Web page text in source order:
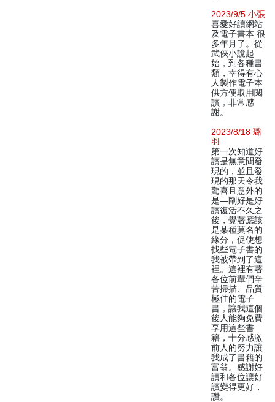
2023/9/5 小張
喜愛好讀網站
及電子書本 很
多年月了。從
武俠小說起
始，到各種書
類，幸得有心
人製作電子本
供方便取用閱
讀，非常感
謝。
2023/8/18 璐
羽
第一次知道好
讀是無意間發
現的，並且發
現的那天令我
驚喜且意外的
是—剛好是好
讀復活不久之
後，覺著應該
是某種莫名的
緣分，促使想
找些電子書的
我被帶到了這
裡。這裡有著
各位前輩們辛
苦掃描、品質
極佳的電子
書，讓我這個
後人能夠免費
享用這些書
籍，十分感激
前人的努力讓
我成了書籍的
富翁。感謝好
讀和各位讓好
讀變得更好，
讚。